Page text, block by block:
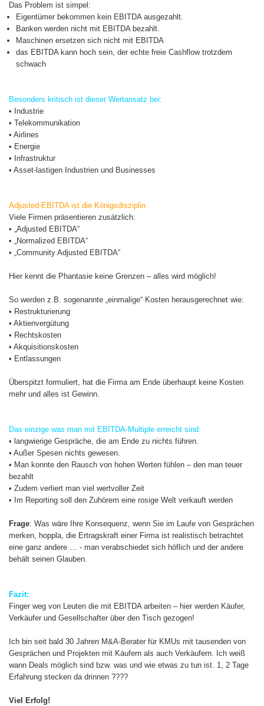
Das Problem ist simpel:
Eigentümer bekommen kein EBITDA ausgezahlt.
Banken werden nicht mit EBITDA bezahlt.
Maschinen ersetzen sich nicht mit EBITDA
das EBITDA kann hoch sein, der echte freie Cashflow trotzdem
schwach
Besonders kritisch ist dieser Wertansatz bei:
• Industrie
• Telekommunikation
• Airlines
• Energie
• Infrastruktur
• Asset-lastigen Industrien und Businesses
Adjusted-EBITDA ist die Königsdisziplin
Viele Firmen präsentieren zusätzlich:
• „Adjusted EBITDA“
• „Normalized EBITDA“
• „Community Adjusted EBITDA“
Hier kennt die Phantasie keine Grenzen – alles wird möglich!
So werden z.B. sogenannte „einmalige“ Kosten herausgerechnet wie:
• Restrukturierung
• Aktienvergütung
• Rechtskosten
• Akquisitionskosten
• Entlassungen
Überspitzt formuliert, hat die Firma am Ende überhaupt keine Kosten
mehr und alles ist Gewinn.
Das einzige was man mit EBITDA-Multiple erreicht sind:
• langwierige Gespräche, die am Ende zu nichts führen.
• Außer Spesen nichts gewesen.
• Man konnte den Rausch von hohen Werten fühlen – den man teuer
bezahlt
• Zudem verliert man viel wertvoller Zeit
• Im Reporting soll den Zuhörern eine rosige Welt verkauft werden
Frage: Was wäre Ihre Konsequenz, wenn Sie im Laufe von Gesprächen
merken, hoppla, die Ertragskraft einer Firma ist realistisch betrachtet
eine ganz andere … - man verabschiedet sich höflich und der andere
behält seinen Glauben.
Fazit:
Finger weg von Leuten die mit EBITDA arbeiten – hier werden Käufer,
Verkäufer und Gesellschafter über den Tisch gezogen!
Ich bin seit bald 30 Jahren M&A-Berater für KMUs mit tausenden von
Gesprächen und Projekten mit Käufern als auch Verkäufern. Ich weiß
wann Deals möglich sind bzw. was und wie etwas zu tun ist. 1, 2 Tage
Erfahrung stecken da drinnen ????
Viel Erfolg!